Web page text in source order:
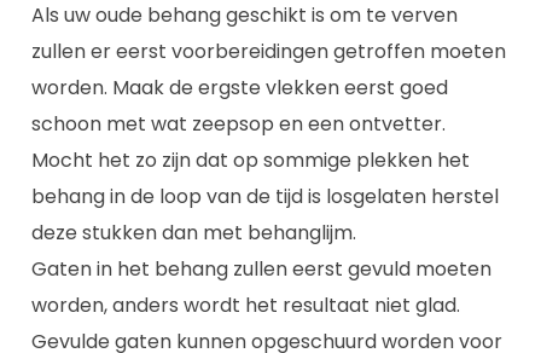
Als uw oude behang geschikt is om te verven
zullen er eerst voorbereidingen getroffen moeten
worden. Maak de ergste vlekken eerst goed
schoon met wat zeepsop en een ontvetter.
Mocht het zo zijn dat op sommige plekken het
behang in de loop van de tijd is losgelaten herstel
deze stukken dan met behanglijm.
Gaten in het behang zullen eerst gevuld moeten
worden, anders wordt het resultaat niet glad.
Gevulde gaten kunnen opgeschuurd worden voor